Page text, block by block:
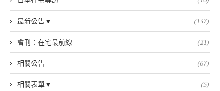
最新公告▼ (137)
會刊：在宅最前線 (21)
相關公告 (67)
相關表單▼ (5)